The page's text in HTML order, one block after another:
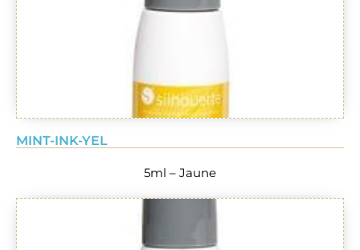
MINT-INK-YEL
5ml – Jaune